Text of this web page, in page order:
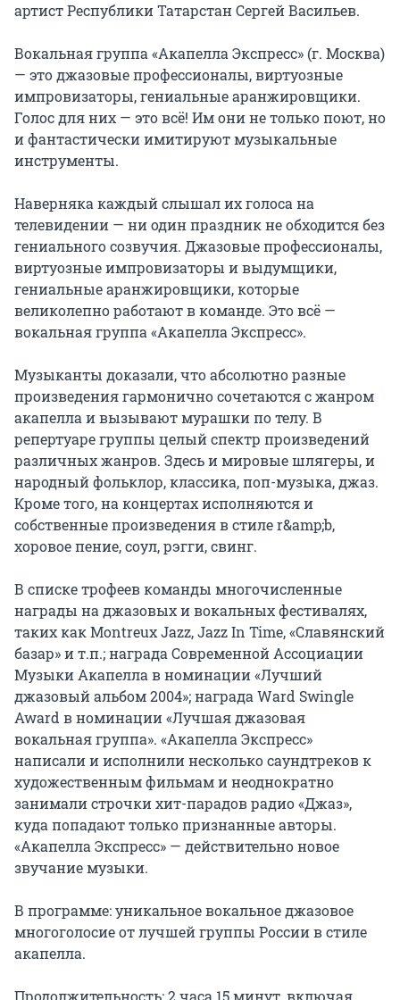
артист Республики Татарстан Сергей Васильев.
Вокальная группа «Акапелла Экспресс» (г. Москва)
— это джазовые профессионалы, виртуозные
импровизаторы, гениальные аранжировщики.
Голос для них — это всё! Им они не только поют, но
и фантастически имитируют музыкальные
инструменты.
Наверняка каждый слышал их голоса на
телевидении — ни один праздник не обходится без
гениального созвучия. Джазовые профессионалы,
виртуозные импровизаторы и выдумщики,
гениальные аранжировщики, которые
великолепно работают в команде. Это всё —
вокальная группа «Акапелла Экспресс».
Музыканты доказали, что абсолютно разные
произведения гармонично сочетаются с жанром
акапелла и вызывают мурашки по телу. В
репертуаре группы целый спектр произведений
различных жанров. Здесь и мировые шлягеры, и
народный фольклор, классика, поп-музыка, джаз.
Кроме того, на концертах исполняются и
собственные произведения в стиле r&amp;b,
хоровое пение, соул, рэгги, свинг.
В списке трофеев команды многочисленные
награды на джазовых и вокальных фестивалях,
таких как Montreux Jazz, Jazz In Time, «Славянский
базар» и т.п.; награда Современной Ассоциации
Музыки Акапелла в номинации «Лучший
джазовый альбом 2004»; награда Ward Swingle
Award в номинации «Лучшая джазовая
вокальная группа». «Акапелла Экспресс»
написали и исполнили несколько саундтреков к
художественным фильмам и неоднократно
занимали строчки хит-парадов радио «Джаз»,
куда попадают только признанные авторы.
«Акапелла Экспресс» — действительно новое
звучание музыки.
В программе: уникальное вокальное джазовое
многоголосие от лучшей группы России в стиле
акапелла.
Продолжительность: 2 часа 15 минут, включая